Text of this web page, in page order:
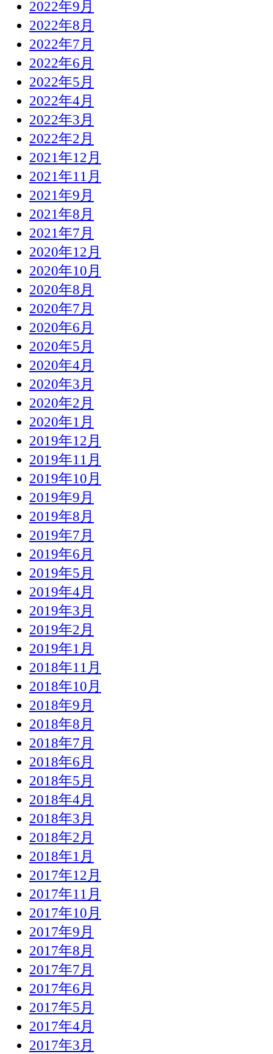
2022年9月
2022年8月
2022年7月
2022年6月
2022年5月
2022年4月
2022年3月
2022年2月
2021年12月
2021年11月
2021年9月
2021年8月
2021年7月
2020年12月
2020年10月
2020年8月
2020年7月
2020年6月
2020年5月
2020年4月
2020年3月
2020年2月
2020年1月
2019年12月
2019年11月
2019年10月
2019年9月
2019年8月
2019年7月
2019年6月
2019年5月
2019年4月
2019年3月
2019年2月
2019年1月
2018年11月
2018年10月
2018年9月
2018年8月
2018年7月
2018年6月
2018年5月
2018年4月
2018年3月
2018年2月
2018年1月
2017年12月
2017年11月
2017年10月
2017年9月
2017年8月
2017年7月
2017年6月
2017年5月
2017年4月
2017年3月